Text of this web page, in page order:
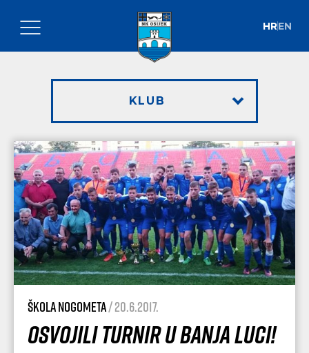
HREN
KLUB
Škola nogometa/ 20.6.2017.
Osvojili turnir u Banja luci!